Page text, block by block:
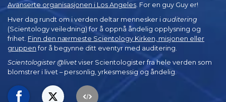
Avanserte organisasjonen i Los Angeles. For en guy Guy er!
Hver dag rundt om i verden deltar mennesker i auditering
(Scientology veiledning) for å oppnå åndelig opplysning og
frihet. Finn den nærmeste Scientology Kirken, misjonen eller
gruppen for å begynne ditt eventyr med auditering.
Scientologister @livet viser Scientologister fra hele verden som
blomstrer i livet – personlig, yrkesmessig og åndelig.